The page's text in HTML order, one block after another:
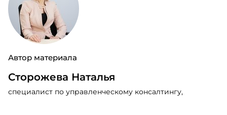
Автор материала
Сторожева Наталья
специалист по управленческому консалтингу,